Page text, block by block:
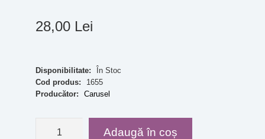
28,00 Lei
Disponibilitate:
În Stoc
Cod produs:
1655
Producător:
Carusel
Adaugă în coș